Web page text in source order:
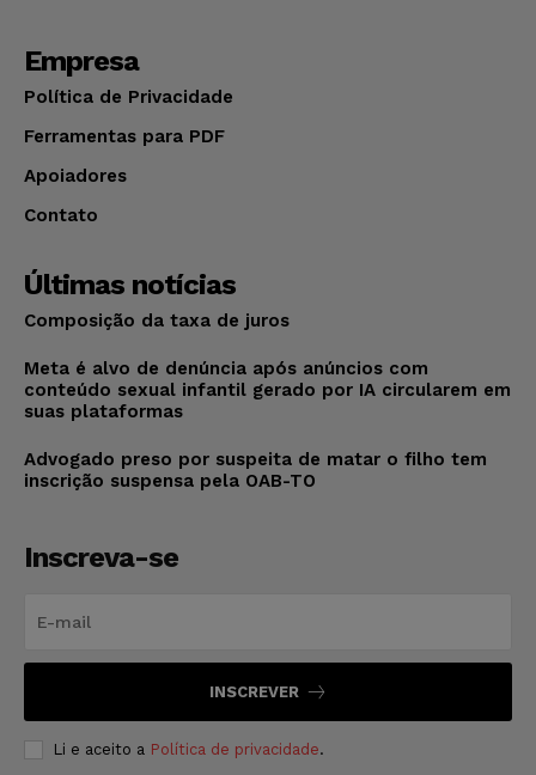
Empresa
Política de Privacidade
Ferramentas para PDF
Apoiadores
Contato
Últimas notícias
Composição da taxa de juros
Meta é alvo de denúncia após anúncios com
conteúdo sexual infantil gerado por IA circularem em
suas plataformas
Advogado preso por suspeita de matar o filho tem
inscrição suspensa pela OAB-TO
Inscreva-se
INSCREVER
Li e aceito a Política de privacidade.